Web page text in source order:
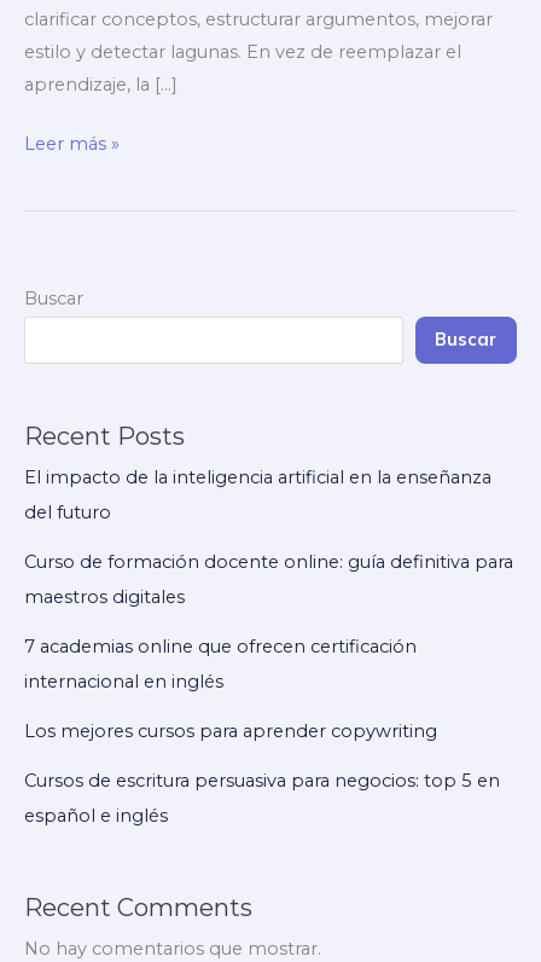
clarificar conceptos, estructurar argumentos, mejorar
estilo y detectar lagunas. En vez de reemplazar el
aprendizaje, la […]
Cómo
ChatGPT
IA
mejorar
ensayos
académicos
Leer más »
Buscar
Buscar
Recent Posts
El impacto de la inteligencia artificial en la enseñanza
del futuro
Curso de formación docente online: guía definitiva para
maestros digitales
7 academias online que ofrecen certificación
internacional en inglés
Los mejores cursos para aprender copywriting
Cursos de escritura persuasiva para negocios: top 5 en
español e inglés
Recent Comments
No hay comentarios que mostrar.